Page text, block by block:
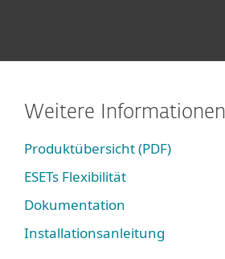
Weitere Informationen
Produktübersicht (PDF)
ESETs Flexibilität
Dokumentation
Installationsanleitung